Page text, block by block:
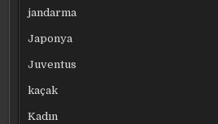
jandarma
Japonya
Juventus
kaçak
Kadın